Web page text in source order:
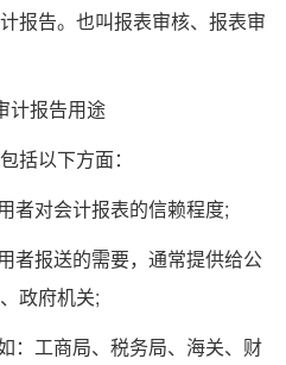
报告。也叫报表审核、报表审
报告用途
以下方面：
对会计报表的信赖程度;
报送的需要，通常提供给公
政府机关;
工商局、税务局、海关、财